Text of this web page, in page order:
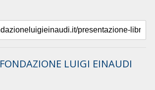
FONDAZIONE LUIGI EINAUDI